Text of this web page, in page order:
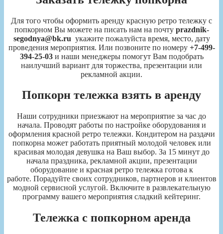
Для того чтобы оформить аренду красную ретро тележку с
попкорном Вы можете на писать нам на почту prazdnik-
segodnya@bk.ru укажите пожалуйста время, место, дату
проведения мероприятия. Или позвоните по номеру +7-499-
394-25-03и наши менеджеры помогут Вам подобрать
наилучший вариант для торжества, презентации или
рекламной акции.
Попкорн тележка взять в аренду
Наши сотрудники приезжают на мероприятие за час до
начала. Проводят работы по настройке оборудования и
оформления красной ретро тележки. Кондитером на раздачи
попкорна может работать приятный молодой человек или
красивая молодая девушка на Ваш выбор. За 15 минут до
начала праздника, рекламной акции, презентации
оборудование и красная ретро тележка готова к
работе. Порадуйте своих сотрудников, партнеров и клиентов
модной сервисной услугой. Включите в развлекательную
программу вашего мероприятия сладкий кейтеринг.
Тележка с попкорном аренда